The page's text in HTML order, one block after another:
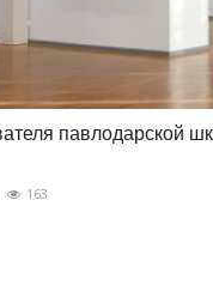
павлодарской
163